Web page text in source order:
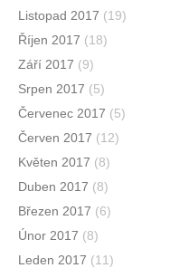
Listopad 2017 (19)
Říjen 2017 (18)
Září 2017 (9)
Srpen 2017 (5)
Červenec 2017 (5)
Červen 2017 (12)
Květen 2017 (8)
Duben 2017 (8)
Březen 2017 (6)
Únor 2017 (8)
Leden 2017 (11)